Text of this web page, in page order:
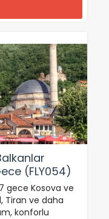
(FLY054)
7 gece Kosova ve
Tiran ve daha
konforlu